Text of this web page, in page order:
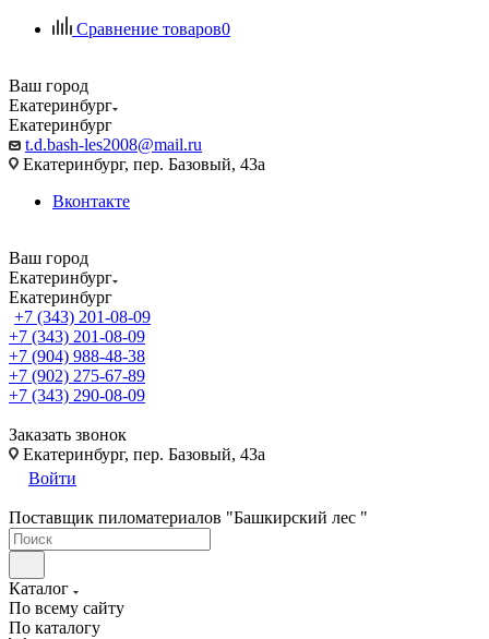
Сравнение товаров0
Ваш город
Екатеринбург
Екатеринбург
t.d.bash-les2008@mail.ru
Екатеринбург, пер. Базовый, 43а
Вконтакте
Ваш город
Екатеринбург
Екатеринбург
+7 (343) 201-08-09
+7 (343) 201-08-09
+7 (904) 988-48-38
+7 (902) 275-67-89
+7 (343) 290-08-09
Заказать звонок
Екатеринбург, пер. Базовый, 43а
Войти
Поставщик пиломатериалов "Башкирский лес "
Каталог
По всему сайту
По каталогу